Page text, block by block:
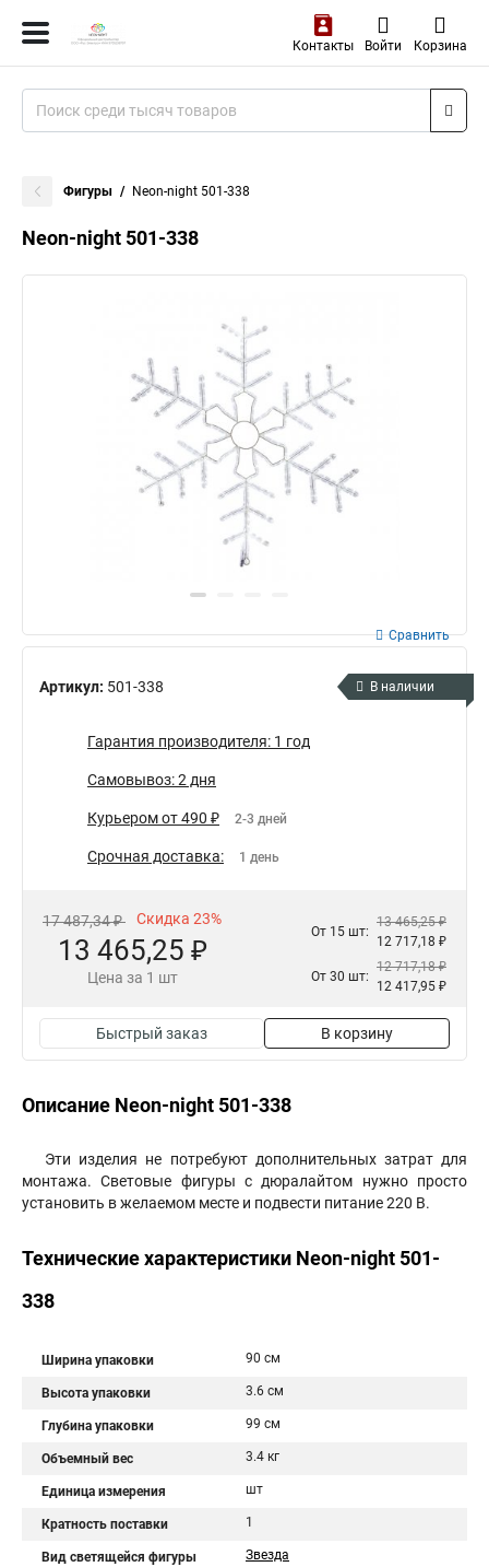
Контакты Войти Корзина
Фигуры Neon-night 501-338
Neon-night 501-338
Артикул: 501-338
Сравнить
В наличии
Гарантия производителя: 1 год
Самовывоз: 2 дня
Курьером от 490 ₽ 2-3 дней
Срочная доставка: 1 день
17 487,34 ₽ Скидка 23%
13 465,25 ₽
Цена за 1 шт
От 15 шт:
13 465,25 ₽
12 717,18 ₽
От 30 шт:
12 717,18 ₽
12 417,95 ₽
Быстрый заказ В корзину
Описание Neon-night 501-338
Эти изделия не потребуют дополнительных затрат для
монтажа. Световые фигуры с дюралайтом нужно просто
установить в желаемом месте и подвести питание 220 В.
Технические характеристики Neon-night 501-
338
Ширина упаковки 90 см
Высота упаковки 3.6 см
Глубина упаковки 99 см
Объемный вес 3.4 кг
Единица измерения шт
Кратность поставки 1
Вид светящейся фигуры Звезда